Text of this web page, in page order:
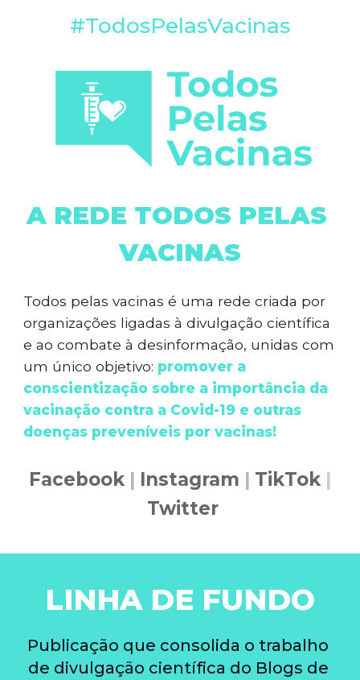
#TodosPelasVacinas
A REDE TODOS PELAS
VACINAS
Todos pelas vacinas é uma rede criada por
organizações ligadas à divulgação científica
e ao combate à desinformação, unidas com
um único objetivo: promover a
conscientização sobre a importância da
vacinação contra a Covid-19 e outras
doenças preveníveis por vacinas!
Facebook | Instagram | TikTok |
Twitter
LINHA DE FUNDO
Publicação que consolida o trabalho
de divulgação científica do Blogs de